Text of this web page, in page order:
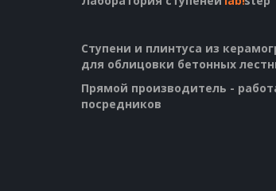
Ступени и плинтуса из
для облицовки бетонных
Прямой производитель -
посредников